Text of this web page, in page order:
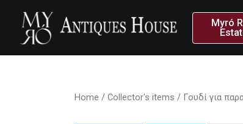
Myró
Home / Collector's items / Γουδί για